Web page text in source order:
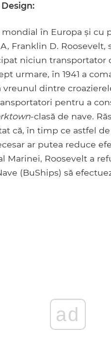
Design:
în Europa și cu
Franklin D.
niciun transportator
urmare, în 1941 a
vreunul dintre
pentru a
-clasă de nave.
că, în timp ce astfel
ar putea reduce
Marinei, Roosevelt a
(BuShips) să
ad